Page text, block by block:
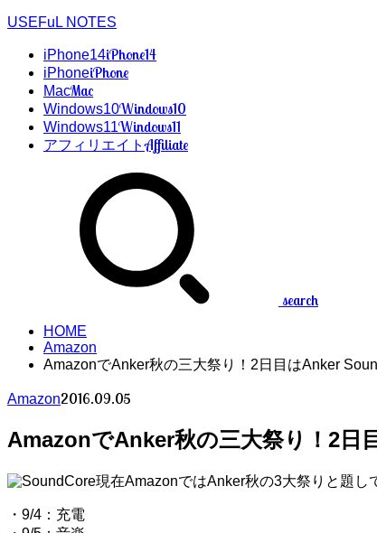
USEFuL NOTES
iPhone14iPhone14
iPhoneiPhone
MacMac
Windows10Windows10
Windows11Windows11
アフィリエイトAffiliate
search
HOME
Amazon
AmazonでAnker秋の三大祭り！2日目はAnker
Amazon2016.09.05
AmazonでAnker秋の三大祭り！2
現在AmazonではAnker秋の3大祭りと題し
・9/4：充電